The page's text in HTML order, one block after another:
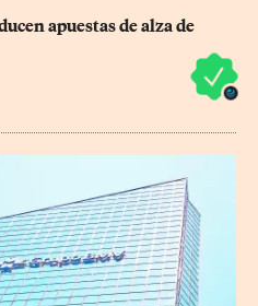
apuestas de alza de